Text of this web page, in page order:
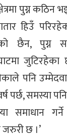
पुग्न
हिउँ
छैन, पुग्न
जुटिरहेका
पनि
पर्छ, समस्या
समाधान
छ ।’